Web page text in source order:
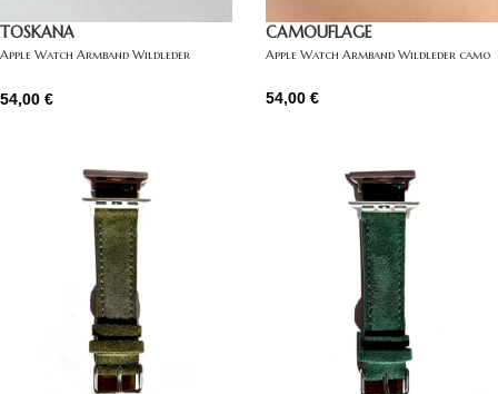
TOSKANA
Apple Watch Armband Wildleder
54,00 €
CAMOUFLAGE
Apple Watch Armband Wildleder camo
54,00 €